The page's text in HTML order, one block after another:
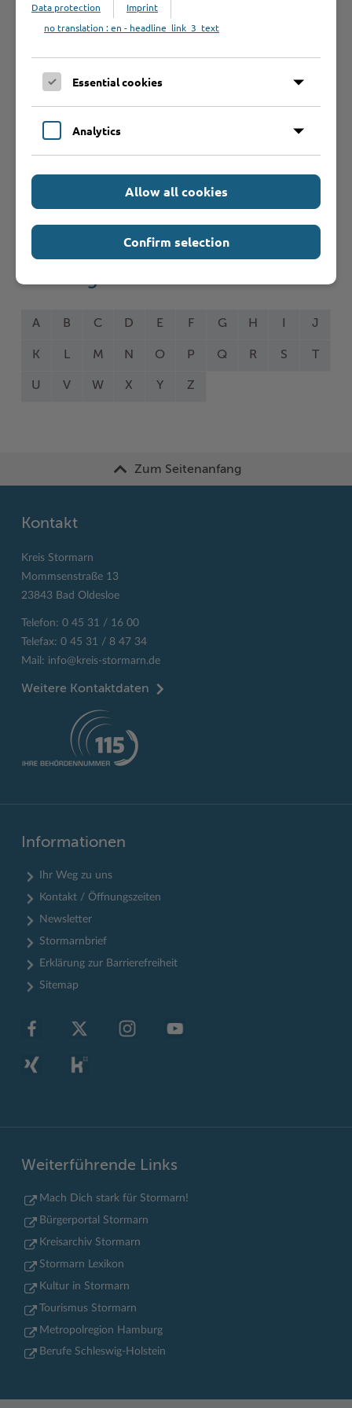
Schnelleinstieg
Seite auswählen
Online-Services
Formulare
Leistungen von A bis Z
A B C D E F G H I J
K L M N O P Q R S
U V W X Y Z
Zum Seitenanfang
Kontakt
Kreis Stormarn
Mommsenstraße 13
23843 Bad Oldesloe
Telefon: 0 45 31 / 16 00
Telefax: 0 45 31 / 8 47 34
Mail: info@kreis-stormarn.de
Weitere Kontaktdaten
Informationen
Ihr Weg zu uns
Kontakt / Öffnungszeiten
Newsletter
Stormarnbrief
Erklärung zur Barrierefreiheit
Sitemap
Weiterführende Links
Mach Dich stark für Stormarn!
Bürgerportal Stormarn
Kreisarchiv Stormarn
Stormarn Lexikon
Kultur in Stormarn
Tourismus Stormarn
Metropolregion Hamburg
Berufe Schleswig-Holstein
Data protection
Imprint
no translation : en - headline_link_3_text
Essential cookies
Analytics
Allow all cookies
Confirm selection